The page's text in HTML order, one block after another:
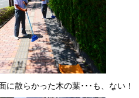
に散らかった木の葉･･･も、ない！